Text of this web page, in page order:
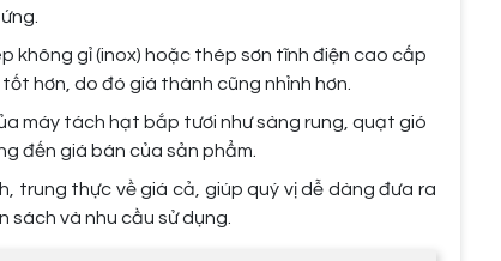
không gỉ (inox) hoặc thép sơn tĩnh điện cao cấp
hơn, do đó giá thành cũng nhỉnh hơn.
máy tách hạt bắp tươi như sàng rung, quạt gió
đến giá bán của sản phẩm.
trung thực về giá cả, giúp quý vị dễ dàng đưa ra
sách và nhu cầu sử dụng.